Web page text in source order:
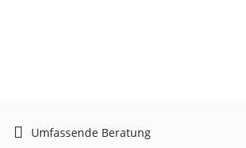
Umfassende Beratung